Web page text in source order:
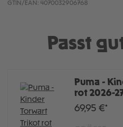
GTIN/EAN: 4070032906768
Passt
Puma -
rot 2026-
69,95 €*